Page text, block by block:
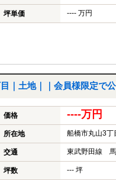
坪単価 ---- 万円
｜土地｜｜会員様限定で公
価格 ----万円
所在地 船橋市丸山3丁
交通 東武野田線
坪数 --- 坪